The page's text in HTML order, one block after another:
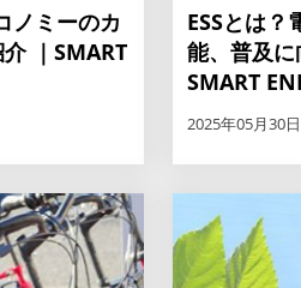
ノミーのカ
｜SMART
ESSとは
能、普及に
SMART
2025年05月30日